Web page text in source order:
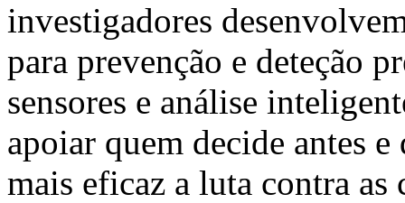
investigadores
para prevenção e deteção
sensores e análise
apoiar quem decide antes
mais eficaz a luta contra as